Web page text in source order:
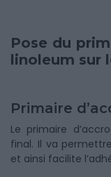
Pose du
linoleum sur
Primaire
Le primaire
final. Il va
et ainsi facilite